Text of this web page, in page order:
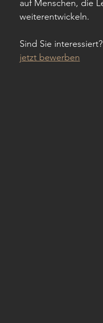
auf Menschen, die
weiterentwickeln.
Sind Sie
jetzt bewerben